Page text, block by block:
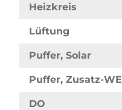
Heizkreis
Lüftung
Puffer, Solar
Puffer, Zusatz-WE
DO